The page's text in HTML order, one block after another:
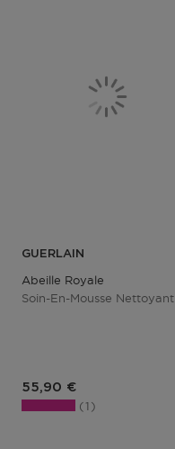
GUERLAIN
Abeille Royale
Soin-En-Mousse Nettoyant
Prix du produit
55,90 €
1